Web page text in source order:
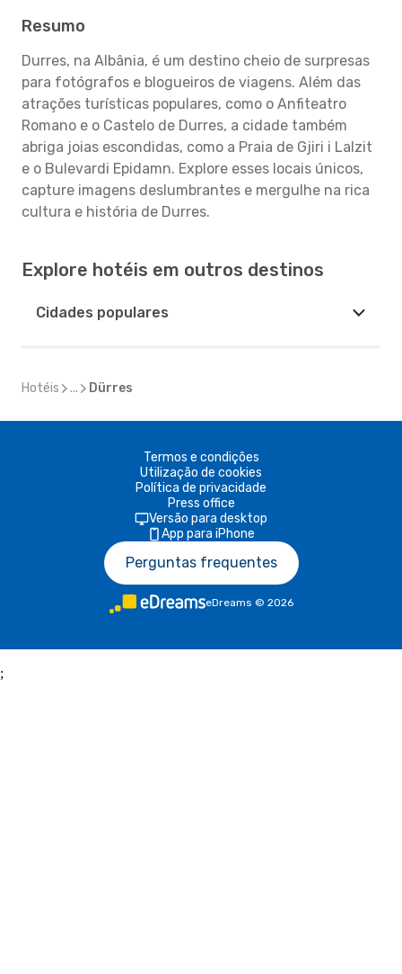
Resumo
Durres, na Albânia, é um destino cheio de surpresas
para fotógrafos e blogueiros de viagens. Além das
atrações turísticas populares, como o Anfiteatro
Romano e o Castelo de Durres, a cidade também
abriga joias escondidas, como a Praia de Gjiri i Lalzit
e o Bulevardi Epidamn. Explore esses locais únicos,
capture imagens deslumbrantes e mergulhe na rica
cultura e história de Durres.
Explore hotéis em outros destinos
Cidades populares
Hotéis ... Dürres
Termos e condições
Utilização de cookies
Política de privacidade
Press office
Versão para desktop
App para iPhone
Perguntas frequentes
eDreams © 2026
;